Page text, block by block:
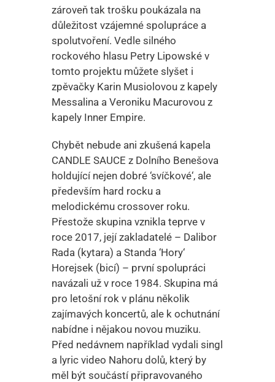
zároveň tak trošku poukázala na
důležitost vzájemné spolupráce a
spolutvoření. Vedle silného
rockového hlasu Petry Lipowské v
tomto projektu můžete slyšet i
zpěvačky Karin Musiolovou z kapely
Messalina a Veroniku Macurovou z
kapely Inner Empire.
Chybět nebude ani zkušená kapela
CANDLE SAUCE z Dolního Benešova
holdující nejen dobré ‘svíčkové‘, ale
především hard rocku a
melodickému crossover roku.
Přestože skupina vznikla teprve v
roce 2017, její zakladatelé – Dalibor
Rada (kytara) a Standa ‘Hory‘
Horejsek (bicí) – první spolupráci
navázali už v roce 1984. Skupina má
pro letošní rok v plánu několik
zajímavých koncertů, ale k ochutnání
nabídne i nějakou novou muziku.
Před nedávnem například vydali singl
a lyric video Nahoru dolů, který by
měl být součástí připravovaného